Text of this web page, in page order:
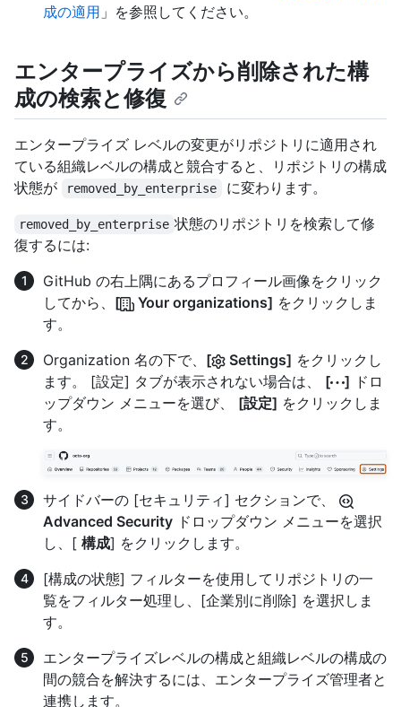
成の適用 」を参照してください。
エンタープライズから削除された構
成の検索と修復
エンタープライズ レベルの変更がリポジトリに適用され
ている組織レベルの構成と競合すると、リポジトリの構成
状態が
removed_by_enterprise に変わります。
removed_by_enterprise 状態のリポジトリを検索して修
復するには:
GitHub の右上隅にあるプロフィール画像をクリック
してから、 [ Your organizations] をクリックしま
す。
Organization 名の下で、 [ Settings] をクリックし
ます。 [設定] タブが表示されない場合は、 [ ] ドロ
ップダウン メニューを選び、 [設定] をクリックしま
す。
サイドバーの [セキュリティ] セクションで、
Advanced Security ドロップダウン メニューを選択
し、[ 構成] をクリックします。
[構成の状態] フィルターを使用してリポジトリの一
覧をフィルター処理し、[企業別に削除] を選択しま
す。
エンタープライズレベルの構成と組織レベルの構成の
間の競合を解決するには、エンタープライズ管理者と
連携します。